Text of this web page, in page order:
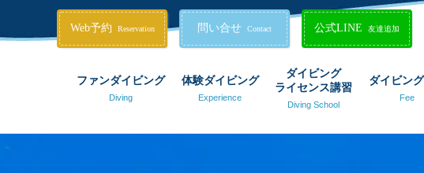
ファンダイビング
Diving
体験ダイビング
Experience
ダイビング
ライセンス講習
Diving School
ダイビン
Fee
Web予約 Reservation 問い合せ Contact 公式LINE 友達追加